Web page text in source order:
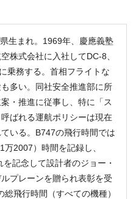
生まれ。1969年、慶應義塾
株式会社に入社してDC-8、
乗務する。首相フライトな
多い。同社安全推進部に所
・推進に従事し、特に「ス
ばれる運航ポリシーは現在
いる。B747の飛行時間では
2007）時間を記録し、
記念して設計者のジョー・
プレーンを贈られ表彰を受
飛行時間（すべての機種）